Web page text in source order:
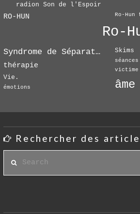
radion Son de l'Espoir
RO-HUN Ro-Hun
Skims
Syndrome de Séparation
séances
thérapie
victime
Vie.
âme
émotions
Rechercher des